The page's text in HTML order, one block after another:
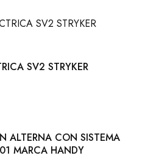
SV2 STRYKER
ALTERNA CON SISTEMA
MARCA HANDY